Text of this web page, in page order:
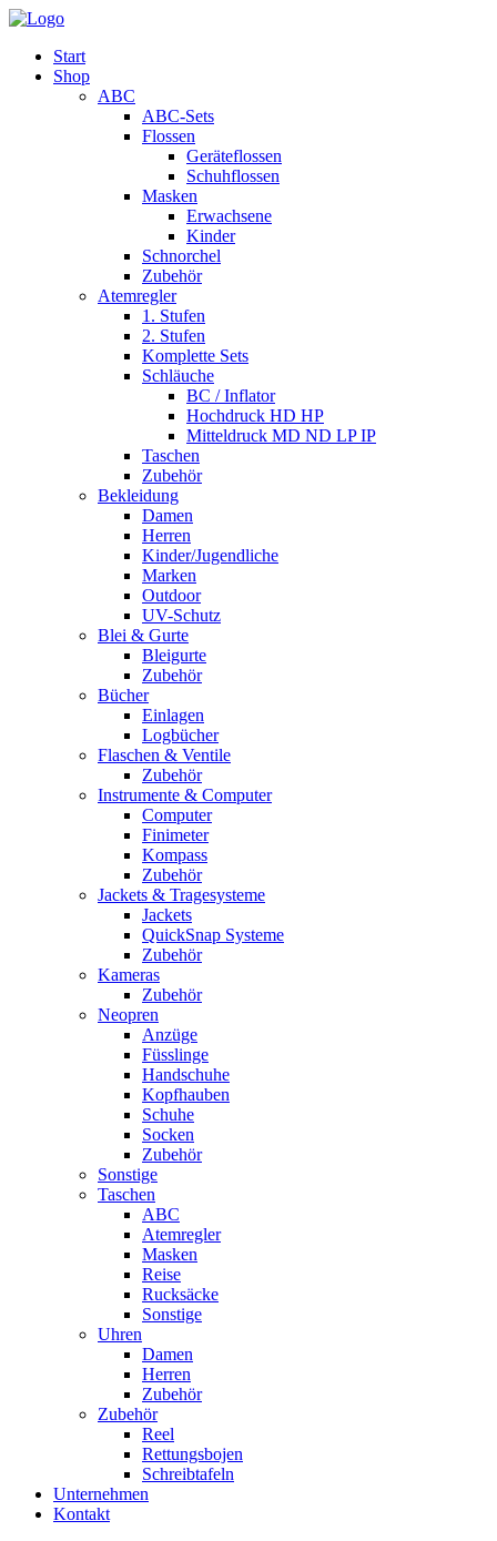
Start
Shop
ABC
ABC-Sets
Flossen
Geräteflossen
Schuhflossen
Masken
Erwachsene
Kinder
Schnorchel
Zubehör
Atemregler
1. Stufen
2. Stufen
Komplette Sets
Schläuche
BC / Inflator
Hochdruck HD HP
Mitteldruck MD ND LP IP
Taschen
Zubehör
Bekleidung
Damen
Herren
Kinder/Jugendliche
Marken
Outdoor
UV-Schutz
Blei & Gurte
Bleigurte
Zubehör
Bücher
Einlagen
Logbücher
Flaschen & Ventile
Zubehör
Instrumente & Computer
Computer
Finimeter
Kompass
Zubehör
Jackets & Tragesysteme
Jackets
QuickSnap Systeme
Zubehör
Kameras
Zubehör
Neopren
Anzüge
Füsslinge
Handschuhe
Kopfhauben
Schuhe
Socken
Zubehör
Sonstige
Taschen
ABC
Atemregler
Masken
Reise
Rucksäcke
Sonstige
Uhren
Damen
Herren
Zubehör
Zubehör
Reel
Rettungsbojen
Schreibtafeln
Unternehmen
Kontakt